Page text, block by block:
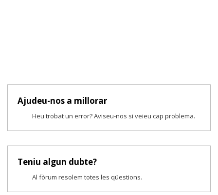
Ajudeu-nos a millorar
Heu trobat un error? Aviseu-nos si veieu cap problema.
Teniu algun dubte?
Al fòrum resolem totes les qüestions.